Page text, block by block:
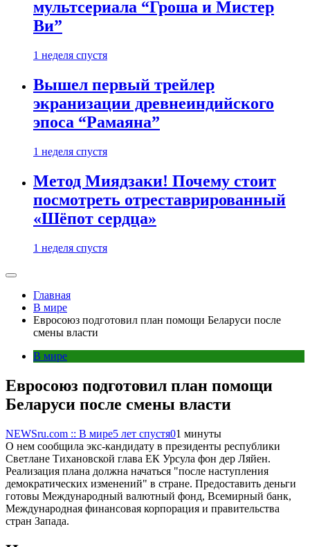
мультсериала “Гроша и Мистер
Ви”
1 неделя спустя
Вышел первый трейлер
экранизации древнеиндийского
эпоса “Рамаяна”
1 неделя спустя
Метод Миядзаки! Почему стоит
посмотреть отреставрированный
«Шёпот сердца»
1 неделя спустя
Главная
В мире
Евросоюз подготовил план помощи Беларуси после
смены власти
В мире
Евросоюз подготовил план помощи
Беларуси после смены власти
NEWSru.com :: В мире5 лет спустя01 минуты
О нем сообщила экс-кандидату в президенты республики
Светлане Тихановской глава ЕК Урсула фон дер Ляйен.
Реализация плана должна начаться "после наступления
демократических изменений" в стране. Предоставить деньги
готовы Международный валютный фонд, Всемирный банк,
Международная финансовая корпорация и правительства
стран Запада.